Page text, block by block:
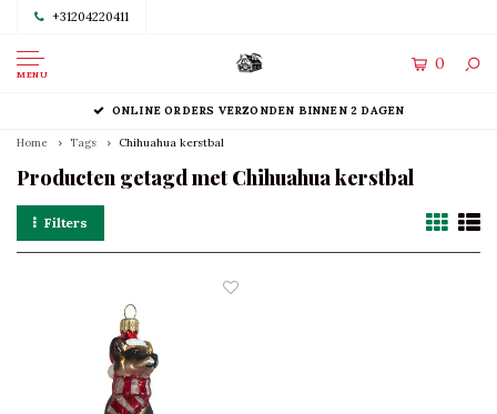
+31204220411
MENU
0
ONLINE ORDERS VERZONDEN BINNEN 2 DAGEN
Home Tags Chihuahua kerstbal
Producten getagd met Chihuahua kerstbal
Filters